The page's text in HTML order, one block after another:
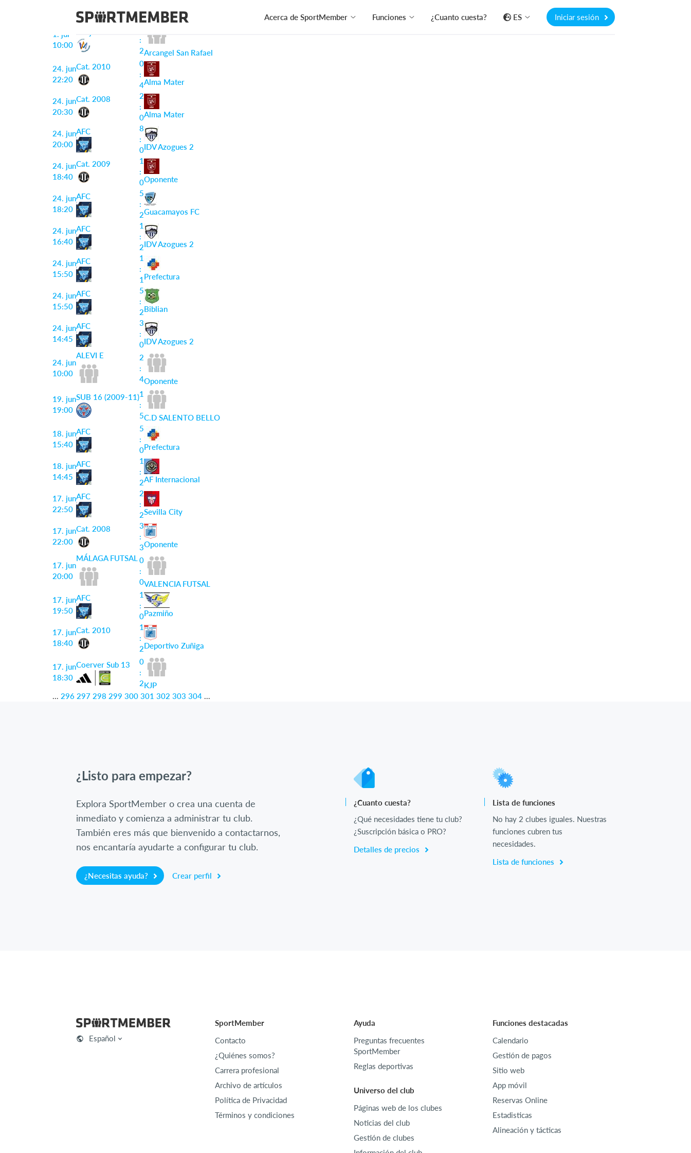
Acerca de SportMember Funciones ¿Cuanto cuesta? ES Iniciar sesión
1. jul
10:00
:
2Arcangel San Rafael
24. jun
22:20
Cat. 2010
0
:
4Alma Mater
24. jun
20:30
Cat. 2008
2
:
0Alma Mater
24. jun
20:00
AFC
8
:
0IDV Azogues 2
24. jun
18:40
Cat. 2009
1
:
0Oponente
24. jun
18:20
AFC
5
:
2Guacamayos FC
24. jun
16:40
AFC
1
:
2IDV Azogues 2
24. jun
15:50
AFC
1
:
1 Prefectura
24. jun
15:50
AFC
5
:
2Biblian
24. jun
14:45
AFC
3
:
0IDV Azogues 2
24. jun
10:00
ALEVI E
2
:
4Oponente
19. jun
19:00
SUB 16 (2009-11)1
:
5C.D SALENTO BELLO
18. jun
15:40
AFC
5
:
0Prefectura
18. jun
14:45
AFC
1
:
2AF Internacional
17. jun
22:50
AFC
2
:
2Sevilla City
17. jun
22:00
Cat. 2008
3
:
3Oponente
17. jun
20:00
MÁLAGA FUTSAL 0
:
0VALENCIA FUTSAL
17. jun
19:50
AFC
1
:
0Pazmiño
17. jun
18:40
Cat. 2010
1
:
2Deportivo Zuñiga
17. jun
18:30
Coerver Sub 13
0
:
2KJP
... 296 297 298 299 300 301 302 303 304 ...
¿Listo para empezar?
Explora SportMember o crea una cuenta de
inmediato y comienza a administrar tu club.
También eres más que bienvenido a contactarnos,
nos encantaría ayudarte a configurar tu club.
¿Necesitas ayuda? Crear perfil
¿Cuanto cuesta?
¿Qué necesidades tiene tu club?
¿Suscripción básica o PRO?
Detalles de precios
Lista de funciones
No hay 2 clubes iguales. Nuestras
funciones cubren tus
necesidades.
Lista de funciones
Español
SportMember
Contacto
¿Quiénes somos?
Carrera profesional
Archivo de artículos
Política de Privacidad
Términos y condiciones
Ayuda
Preguntas frecuentes
SportMember
Reglas deportivas
Universo del club
Páginas web de los clubes
Noticias del club
Gestión de clubes
Funciones destacadas
Calendario
Gestión de pagos
Sitio web
App móvil
Reservas Online
Estadisticas
Alineación y tácticas